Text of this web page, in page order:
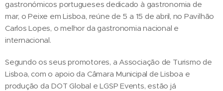
gastronómicos portugueses dedicado à gastronomia de
mar, o Peixe em Lisboa, reúne de 5 a 15 de abril, no Pavilhão
Carlos Lopes, o melhor da gastronomia nacional e
internacional.
Segundo os seus promotores, a Associação de Turismo de
Lisboa, com o apoio da Câmara Municipal de Lisboa e
produção da DOT Global e LGSP Events, estão já